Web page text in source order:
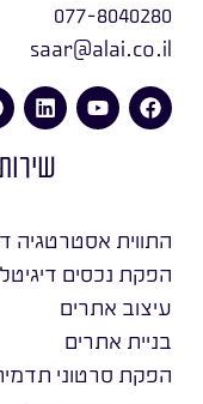
077-8040280
saar@alai.co.il
התווית אסטרטגיה
הפקת נכסים
עיצוב אתרים
בניית אתרים
הפקת סרטוני